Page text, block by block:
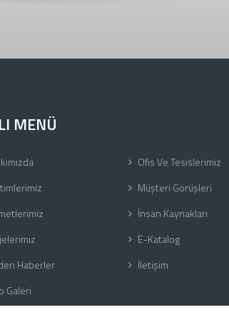
MENÜ
Haberler
Galeri
Ofis Ve Tesislerimiz
Müşteri Görüşleri
İnsan Kaynakları
E-Katalog
İletişim